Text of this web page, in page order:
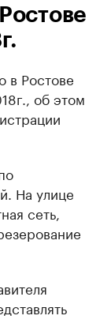
в Ростове
об этом
На улице
сеть,